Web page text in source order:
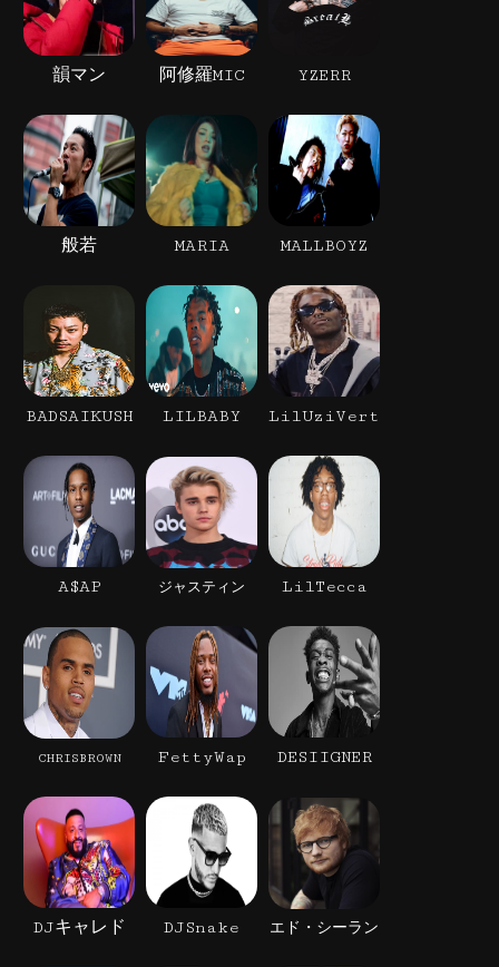
韻マン 阿修羅MIC YZERR
般若 MARIA MALLBOYZ
BADSAIKUSH LILBABY LilUziVert
A$AP ジャスティン LilTecca
CHRISBROWN FettyWap DESIIGNER
DJキャレド DJSnake エド・シーラン